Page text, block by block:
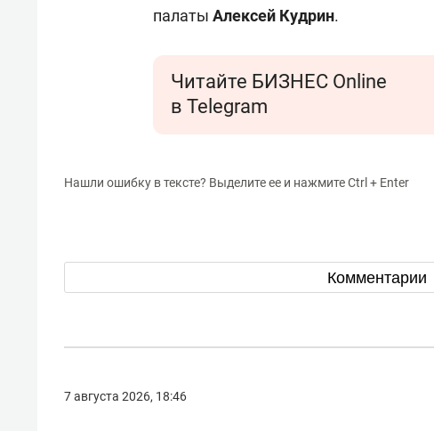
палаты Алексей Кудрин.
Читайте БИЗНЕС Online
в Telegram
Нашли ошибку в тексте? Выделите ее и нажмите Ctrl + Enter
Комментарии
7 августа 2026, 18:46